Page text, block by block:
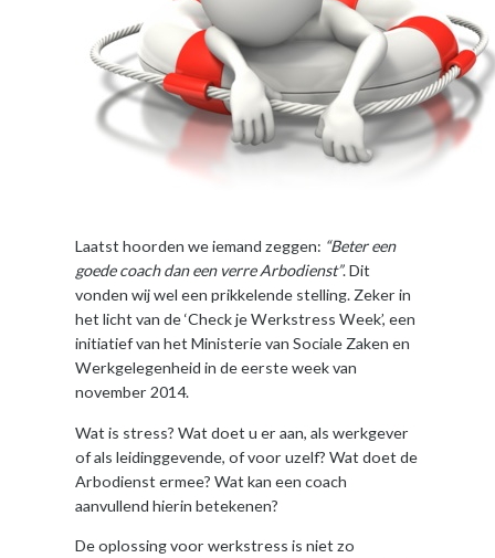
Laatst hoorden we iemand zeggen: “Beter een
goede coach dan een verre Arbodienst”. Dit
vonden wij wel een prikkelende stelling. Zeker in
het licht van de ‘Check je Werkstress Week’, een
initiatief van het Ministerie van Sociale Zaken en
Werkgelegenheid in de eerste week van
november 2014.
Wat is stress? Wat doet u er aan, als werkgever
of als leidinggevende, of voor uzelf? Wat doet de
Arbodienst ermee? Wat kan een coach
aanvullend hierin betekenen?
De oplossing voor werkstress is niet zo